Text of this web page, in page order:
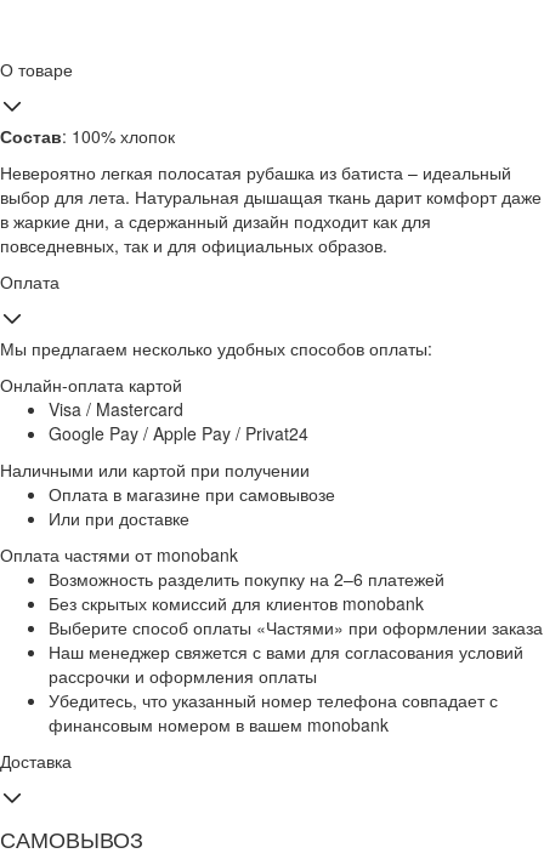
О товаре
Состав: 100% хлопок
Невероятно легкая полосатая рубашка из батиста – идеальный
выбор для лета. Натуральная дышащая ткань дарит комфорт даже
в жаркие дни, а сдержанный дизайн подходит как для
повседневных, так и для официальных образов.
Оплата
Мы предлагаем несколько удобных способов оплаты:
Онлайн-оплата картой
Visa / Mastercard
Google Pay / Apple Pay / Privat24
Наличными или картой при получении
Оплата в магазине при самовывозе
Или при доставке
Оплата частями от monobank
Возможность разделить покупку на 2–6 платежей
Без скрытых комиссий для клиентов monobank
Выберите способ оплаты «Частями» при оформлении заказа
Наш менеджер свяжется с вами для согласования условий
рассрочки и оформления оплаты
Убедитесь, что указанный номер телефона совпадает с
финансовым номером в вашем monobank
Доставка
САМОВЫВОЗ